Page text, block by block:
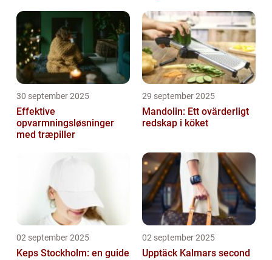
30 september 2025
Effektive
opvarmningsløsninger
med træpiller
29 september 2025
Mandolin: Ett ovärderligt
redskap i köket
02 september 2025
Keps Stockholm: en guide
02 september 2025
Upptäck Kalmars second